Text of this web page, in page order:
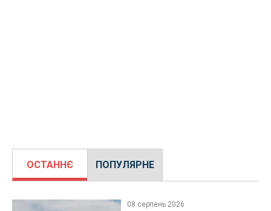
ОСТАННЄ ПОПУЛЯРНЕ
08 серпень 2026